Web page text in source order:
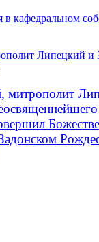
кафедральном
Липецкий и
митрополит